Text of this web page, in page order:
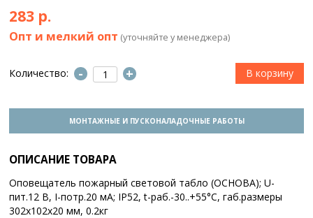
283 р.
Опт и мелкий опт (уточняйте у менеджера)
Количество: - +
МОНТАЖНЫЕ И ПУСКОНАЛАДОЧНЫЕ РАБОТЫ
ОПИСАНИЕ ТОВАРА
Оповещатель пожарный световой табло (ОСНОВА); U-
пит.12 В, I-потр.20 мА; IP52, t-раб.-30..+55°С, габ.размеры
302х102х20 мм, 0.2кг